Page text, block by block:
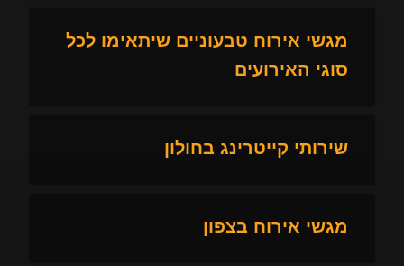
מגשי אירוח טבעוניים שיתאימו לכל
סוגי האירועים
שירותי קייטרינג בחולון
מגשי אירוח בצפון